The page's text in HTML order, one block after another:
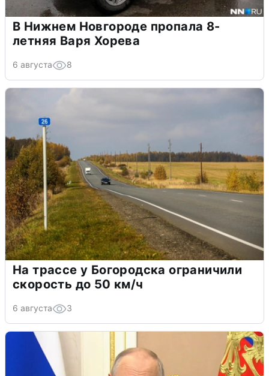
В Нижнем Новгороде пропала 8-
летняя Варя Хорева
6 августа 8
На трассе у Богородска ограничили
скорость до 50 км/ч
6 августа 3